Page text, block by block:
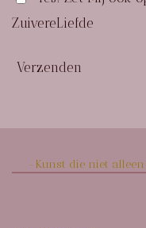
ZuivereLiefde
Verzenden
-Kunst die niet